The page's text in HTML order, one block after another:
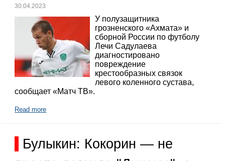
30.04.2023
У полузащитника
грозненского «Ахмата» и
сборной России по футболу
Лечи Садулаева
диагностировано
повреждение
крестообразных связок
левого коленного сустава,
сообщает «Матч ТВ».
Read more
Булыкин: Кокорин — не